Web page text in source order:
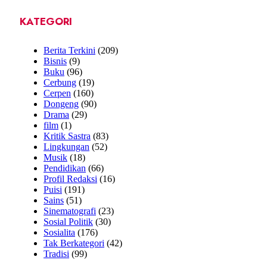
KATEGORI
Berita Terkini (209)
Bisnis (9)
Buku (96)
Cerbung (19)
Cerpen (160)
Dongeng (90)
Drama (29)
film (1)
Kritik Sastra (83)
Lingkungan (52)
Musik (18)
Pendidikan (66)
Profil Redaksi (16)
Puisi (191)
Sains (51)
Sinematografi (23)
Sosial Politik (30)
Sosialita (176)
Tak Berkategori (42)
Tradisi (99)